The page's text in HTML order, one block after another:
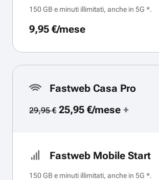
150 GB e minuti illimitati, anche in 5G *.
9,95 €/mese
Fastweb Casa Pro
29,95 €25,95 €/mese+
Fastweb Mobile Start
150 GB e minuti illimitati, anche in 5G *.